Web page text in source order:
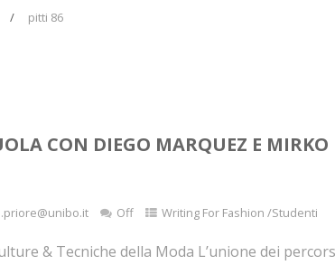
pitti 86
CON DIEGO MARQUEZ E
Off Writing For Fashion /Studenti
& Tecniche della Moda L’unione dei